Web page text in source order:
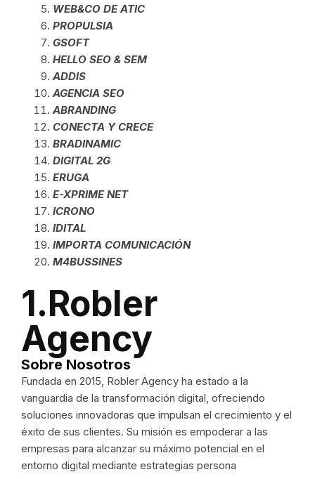
WEB&CO DE ATIC
PROPULSIA
GSOFT
HELLO SEO & SEM
ADDIS
AGENCIA SEO
ABRANDING
CONECTA Y CRECE
BRADINAMIC
DIGITAL 2G
ERUGA
E-XPRIME NET
ICRONO
IDITAL
IMPORTA COMUNICACIÓN
M4BUSSINES
1.Robler
Agency
Sobre Nosotros
Fundada en 2015, Robler Agency ha estado a la
vanguardia de la transformación digital, ofreciendo
soluciones innovadoras que impulsan el crecimiento y el
éxito de sus clientes. Su misión es empoderar a las
empresas para alcanzar su máximo potencial en el
entorno digital mediante estrategias persona